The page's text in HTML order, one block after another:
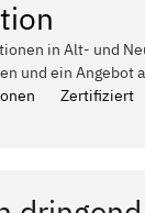
in Alt- und
und ein Angebot
Zertifiziert